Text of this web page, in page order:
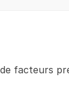
facteurs